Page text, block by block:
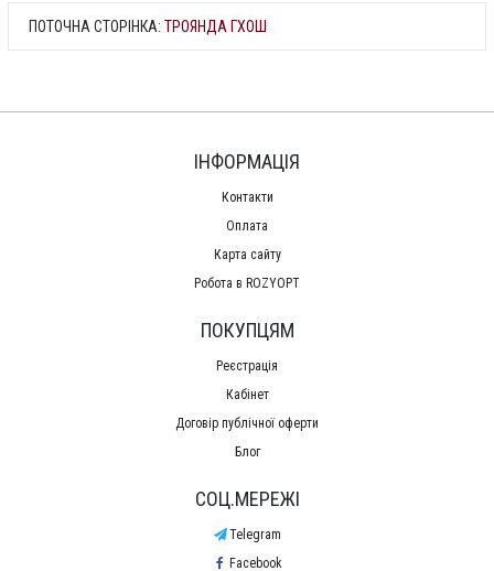
ПОТОЧНА СТОРІНКА: ТРОЯНДА ГХОШ
ІНФОРМАЦІЯ
Контакти
Оплата
Карта сайту
Робота в ROZYOPT
ПОКУПЦЯМ
Реєстрація
Кабінет
Договір публічної оферти
Блог
СОЦ.МЕРЕЖІ
Telegram
Facebook